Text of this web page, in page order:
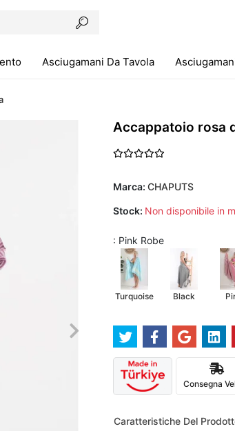
Asciugamani Da Tavola
Accappatoio rosa
Marca: CHAPUTS
Stock: Non disponibile in
: Pink Robe
Turquoise Black
Consegna
Caratteristiche Del